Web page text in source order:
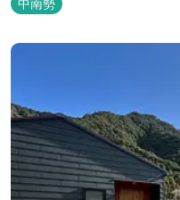
能なシャワールームなど充実
す。施設内には噺野温泉も
中南勢